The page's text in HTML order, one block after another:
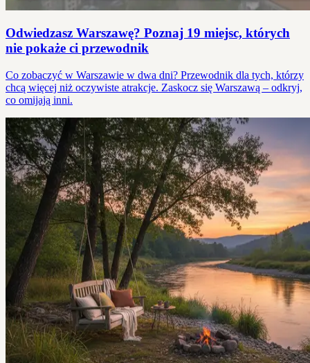
Odwiedzasz Warszawę? Poznaj 19 miejsc, których
nie pokaże ci przewodnik
Co zobaczyć w Warszawie w dwa dni? Przewodnik dla tych, którzy
chcą więcej niż oczywiste atrakcje. Zaskocz się Warszawą – odkryj,
co omijają inni.